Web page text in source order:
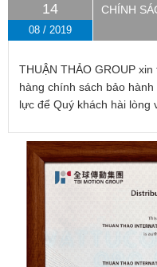
14
08 / 2019
CHÍNH
THUẬN THẢO GROUP
hàng chính sách bảo
lực để Quý khách hài lòng